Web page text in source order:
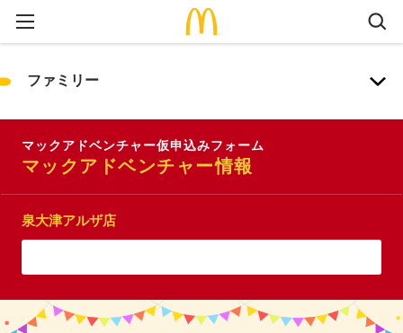
ファミリー
マックアドベンチャー仮申込みフォーム
マックアドベンチャー情報
泉大津アルザ店